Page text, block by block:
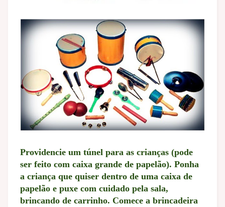
Providencie um túnel para as crianças (pode
ser feito com caixa grande de papelão). Ponha
a criança que quiser dentro de uma caixa de
papelão e puxe com cuidado pela sala,
brincando de carrinho. Comece a brincadeira